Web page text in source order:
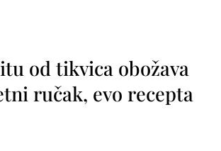
od tikvica obožava
ručak, evo recepta